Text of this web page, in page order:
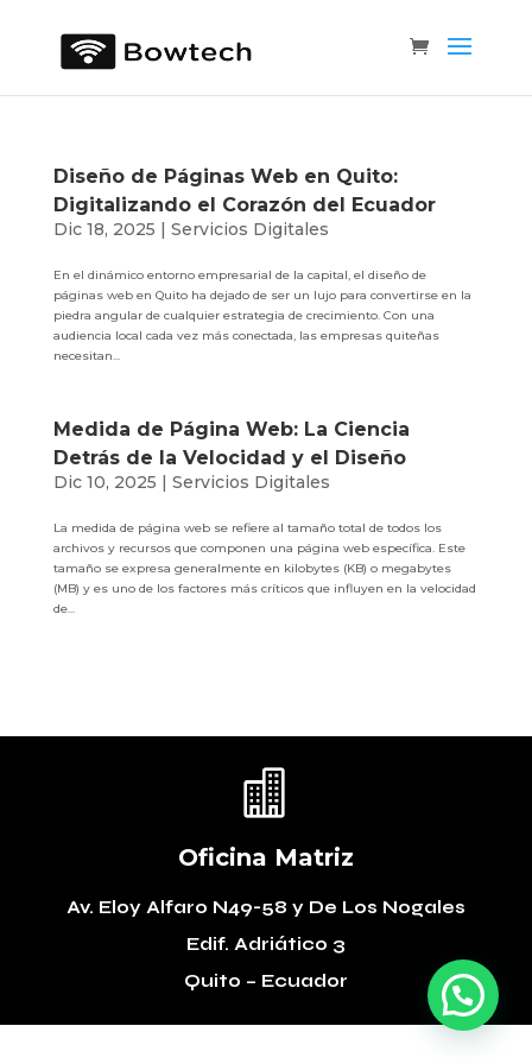
Diseño de Páginas Web en Quito:
Digitalizando el Corazón del Ecuador
Dic 18, 2025 | Servicios Digitales
En el dinámico entorno empresarial de la capital, el diseño de
páginas web en Quito ha dejado de ser un lujo para convertirse en la
piedra angular de cualquier estrategia de crecimiento. Con una
audiencia local cada vez más conectada, las empresas quiteñas
necesitan...
Medida de Página Web: La Ciencia
Detrás de la Velocidad y el Diseño
Dic 10, 2025 | Servicios Digitales
La medida de página web se refiere al tamaño total de todos los
archivos y recursos que componen una página web específica. Este
tamaño se expresa generalmente en kilobytes (KB) o megabytes
(MB) y es uno de los factores más críticos que influyen en la velocidad
de...

Oficina Matriz
Av. Eloy Alfaro N49-58 y De Los Nogales
Edif. Adriático 3
Quito – Ecuador